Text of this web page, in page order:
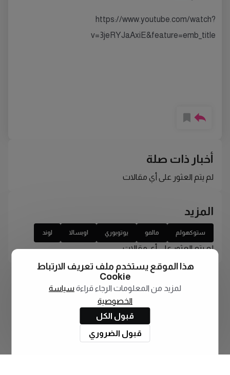
https://www.youtube.com/watch?
v=3jeRYJaAxiE&feature=emb_title
أخبار ذات صلة
لم يتم العثور على أي مقالات
المزيد
ستوكهولم مالمو يوتوبوري اوبسالا لوند
لم يتم العثور على أي مقالات
هذا الموقع يستخدم ملف تعريف الارتباط
Cookie
لمزيد من المعلومات الرجاء قراءة سياسة
الخصوصية
قبول الكل
قبول الضروري